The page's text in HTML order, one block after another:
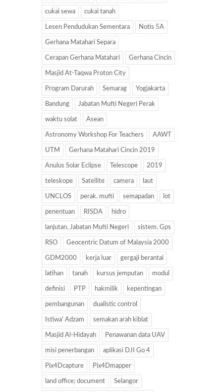
cukai sewa cukai tanah
Lesen Pendudukan Sementara Notis 5A
Gerhana Matahari Separa
Cerapan Gerhana Matahari Gerhana Cincin
Masjid At-Taqwa Proton City
Program Darurah Semarag Yogjakarta
Bandung Jabatan Mufti Negeri Perak
waktu solat Asean
Astronomy Workshop For Teachers AAWT
UTM Gerhana Matahari Cincin 2019
Anulus Solar Eclipse Telescope 2019
teleskope Satellite camera laut
UNCLOS perak. mufti semapadan lot
penentuan RISDA hidro
lanjutan. Jabatan Mufti Negeri sistem. Gps
RSO Geocentric Datum of Malaysia 2000
GDM2000 kerja luar gergaji berantai
latihan tanah kursus jemputan modul
definisi PTP hakmilik kepentingan
pembangunan dualistic control
Istiwa' Adzam semakan arah kiblat
Masjid Al-Hidayah Penawanan data UAV
misi penerbangan aplikasi DJI Go 4
Pix4Dcapture Pix4Dmapper
land office; document Selangor